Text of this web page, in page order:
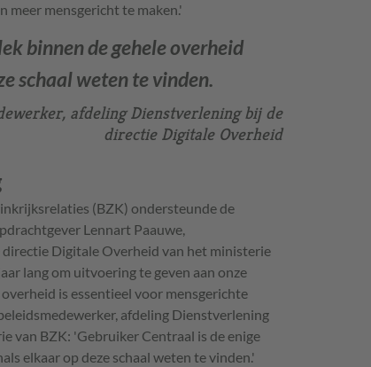
meer mensgericht te maken.'
binnen de gehele overheid
schaal weten te vinden.
afdeling Dienstverlening bij de
directie Digitale Overheid
(BZK) ondersteunde de
Lennart Paauwe,
Digitale Overheid van het ministerie
lang om uitvoering te geven aan onze
is essentieel voor mensgerichte
afdeling Dienstverlening
van BZK: 'Gebruiker Centraal is de enige
elkaar op deze schaal weten te vinden.'